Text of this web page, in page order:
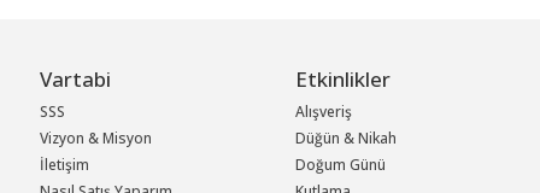
Vartabi
SSS
Vizyon & Misyon
İletişim
Etkinlikler
Alışveriş
Düğün & Nikah
Doğum Günü